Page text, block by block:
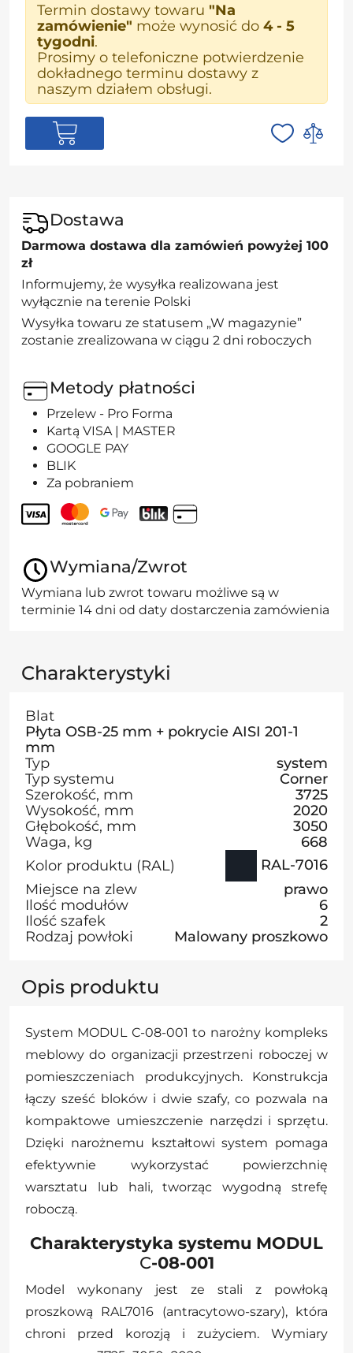
Termin dostawy towaru "Na
zamówienie" może wynosić do 4 - 5
tygodni.
Prosimy o telefoniczne potwierdzenie
dokładnego terminu dostawy z
naszym działem obsługi.
Dostawa
Darmowa dostawa dla zamówień powyżej 100
zł
Informujemy, że wysyłka realizowana jest
wyłącznie na terenie Polski
Wysyłka towaru ze statusem „W magazynie”
zostanie zrealizowana w ciągu 2 dni roboczych
Metody płatności
Przelew - Pro Forma
Kartą VISA | MASTER
GOOGLE PAY
BLIK
Za pobraniem
Wymiana/Zwrot
Wymiana lub zwrot towaru możliwe są w
terminie 14 dni od daty dostarczenia zamówienia
Charakterystyki
Blat
Płyta OSB-25 mm + pokrycie AISI 201-1
mm
Typ
system
Typ systemu
Corner
Szerokość, mm
3725
Wysokość, mm
2020
Głębokość, mm
3050
Waga, kg
668
Kolor produktu (RAL)
RAL-7016
Miejsce na zlew
prawo
Ilość modułów
6
Ilość szafek
2
Rodzaj powłoki
Malowany proszkowo
Opis produktu
System MODUL С-08-001 to narożny kompleks
meblowy do organizacji przestrzeni roboczej w
pomieszczeniach produkcyjnych. Konstrukcja
łączy sześć bloków i dwie szafy, co pozwala na
kompaktowe umieszczenie narzędzi i sprzętu.
Dzięki narożnemu kształtowi system pomaga
efektywnie wykorzystać powierzchnię
warsztatu lub hali, tworząc wygodną strefę
roboczą.
Charakterystyka systemu MODUL
С-08-001
Model wykonany jest ze stali z powłoką
proszkową RAL7016 (antracytowo-szary), która
chroni przed korozją i zużyciem. Wymiary